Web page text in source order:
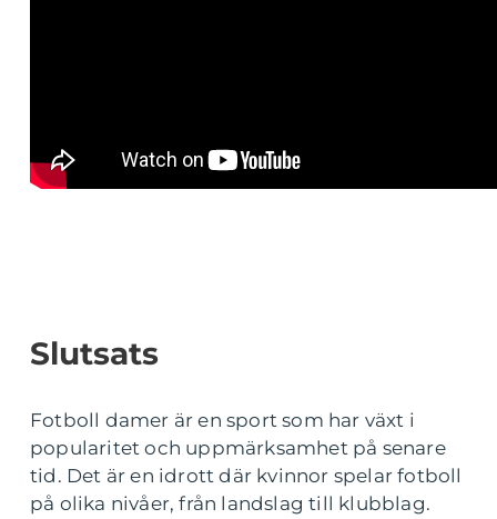
Slutsats
Fotboll damer är en sport som har växt i
popularitet och uppmärksamhet på senare
tid. Det är en idrott där kvinnor spelar fotboll
på olika nivåer, från landslag till klubblag.